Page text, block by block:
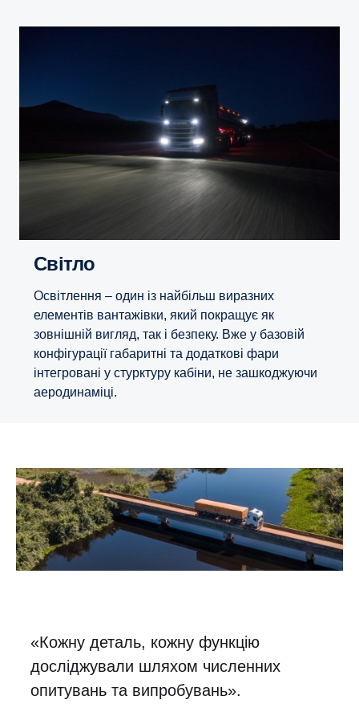
Світло
Освітлення – один із найбільш виразних
елементів вантажівки, який покращує як
зовнішній вигляд, так і безпеку. Вже у базовій
конфігурації габаритні та додаткові фари
інтегровані у стурктуру кабіни, не зашкоджуючи
аеродинаміці.
«Кожну деталь, кожну функцію
досліджували шляхом численних
опитувань та випробувань».